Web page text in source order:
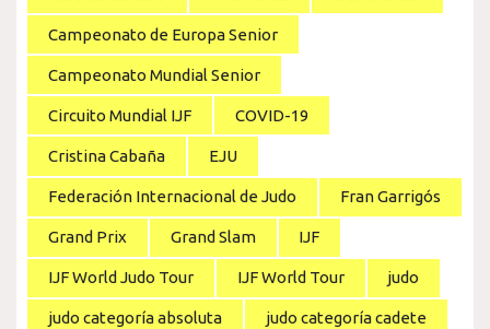
Campeonato de Europa Senior
Campeonato Mundial Senior
Circuito Mundial IJF COVID-19
Cristina Cabaña EJU
Federación Internacional de Judo Fran Garrigós
Grand Prix Grand Slam IJF
IJF World Judo Tour IJF World Tour judo
judo categoría absoluta judo categoría cadete